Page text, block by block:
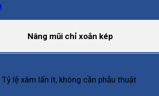
Nâng mũi chỉ xoắn kép
Tỷ lệ xâm lấn ít, không cần phẫu thuật